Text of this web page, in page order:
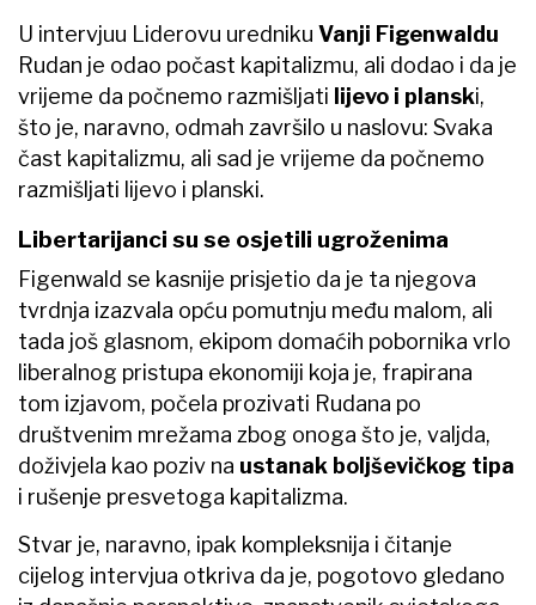
U intervjuu Liderovu uredniku Vanji Figenwaldu
Rudan je odao počast kapitalizmu, ali dodao i da je
vrijeme da počnemo razmišljati lijevo i planski,
što je, naravno, odmah završilo u naslovu: Svaka
čast kapitalizmu, ali sad je vrijeme da počnemo
razmišljati lijevo i planski.
Libertarijanci su se osjetili ugroženima
Figenwald se kasnije prisjetio da je ta njegova
tvrdnja izazvala opću pomutnju među malom, ali
tada još glasnom, ekipom domaćih pobornika vrlo
liberalnog pristupa ekonomiji koja je, frapirana
tom izjavom, počela prozivati Rudana po
društvenim mrežama zbog onoga što je, valjda,
doživjela kao poziv na ustanak boljševičkog tipa
i rušenje presvetoga kapitalizma.
Stvar je, naravno, ipak kompleksnija i čitanje
cijelog intervjua otkriva da je, pogotovo gledano